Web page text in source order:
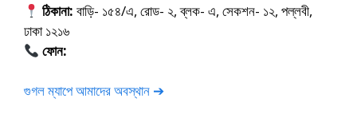
ঠিকানা: বাড়ি- ১৫৪/এ, রোড- ২, ব্লক- এ, সেকশন- ১২, পল্লবী,
ঢাকা ১২১৬
ফোন:
গুগল ম্যাপে আমাদের অবস্থান ➔